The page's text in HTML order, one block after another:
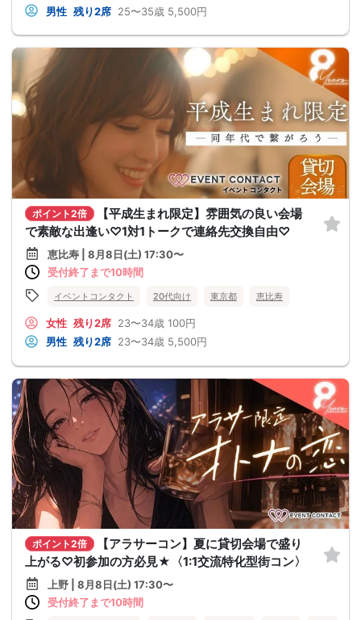
男性 残り2席 25〜35歳 5,500円
ポイント2倍
【平成生まれ限定】雰囲気の良い会場
で素敵な出逢い♡1対1トークで連絡先交換自由♡
恵比寿 | 8月8日(土) 17:30〜
受付終了まで10時間
イベントコンタクト 20代向け 東京都 恵比寿
女性 残り2席 23〜34歳 100円
男性 残り2席 23〜34歳 5,500円
ポイント2倍
【アラサーコン】夏に貸切会場で盛り
上がる♡初参加の方必見★〈1:1交流特化型街コン〉
上野 | 8月8日(土) 17:30〜
受付終了まで10時間